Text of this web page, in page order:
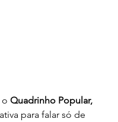
o Quadrinho Popular,
para falar só de